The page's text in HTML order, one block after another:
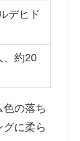
デヒド
、約20
色の落ち
に柔ら